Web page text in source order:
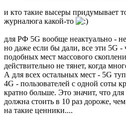
и кто такие высеры придумывает
журналюга какой-то
для РФ 5G вообще неактуально -
но даже если бы дали, все эти 5G -
подобных мест массового
действительно не тянет, когда
А для всех остальных мест - 5G
4G - пользователей с одной соты
кратно больше. Это значит, что
должна стоить в 10 раз дороже,
на такие ценники....